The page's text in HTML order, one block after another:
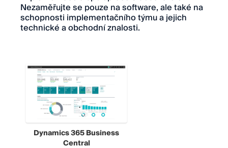
Nezaměřujte se pouze na software, ale také na
schopnosti implementačního týmu a jejich
technické a obchodní znalosti.
Dynamics 365 Business
Central